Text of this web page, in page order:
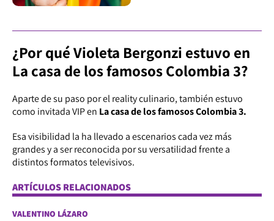
¿Por qué Violeta Bergonzi estuvo en
La casa de los famosos Colombia 3?
Aparte de su paso por el reality culinario, también estuvo
como invitada VIP en La casa de los famosos Colombia 3.
Esa visibilidad la ha llevado a escenarios cada vez más
grandes y a ser reconocida por su versatilidad frente a
distintos formatos televisivos.
ARTÍCULOS RELACIONADOS
VALENTINO LÁZARO